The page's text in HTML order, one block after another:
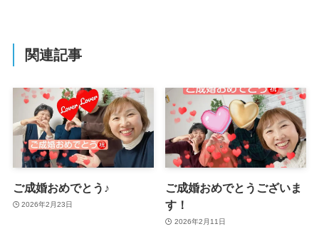
関連記事
ご成婚おめでとう♪
2026年2月23日
ご成婚おめでとうございま
す！
2026年2月11日